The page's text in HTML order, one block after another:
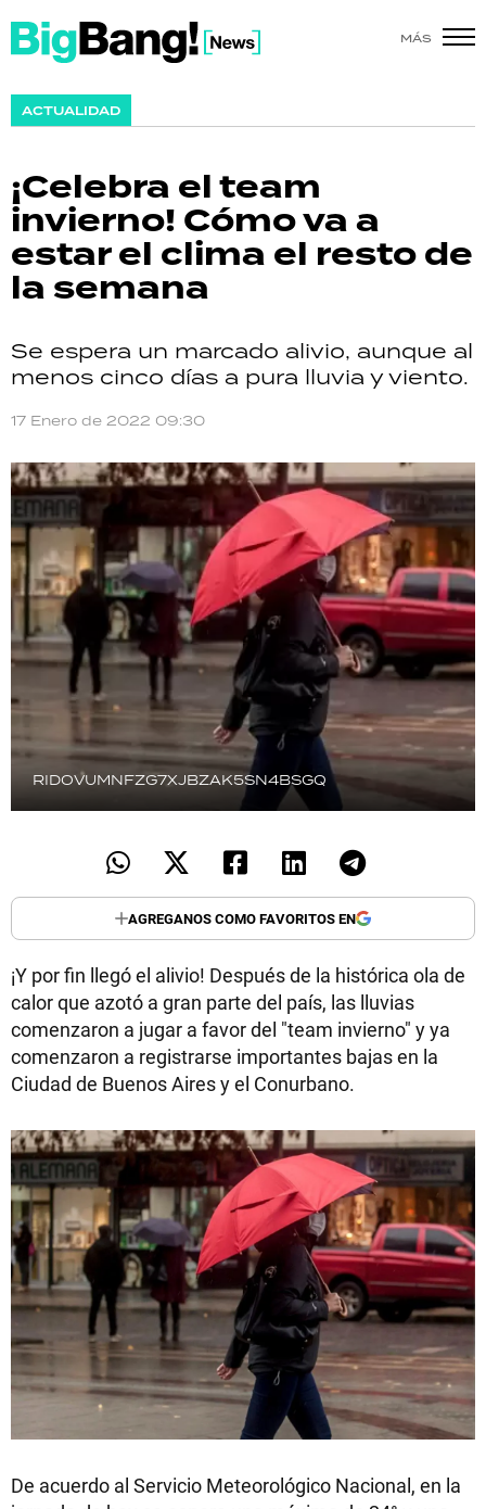
MÁS
ACTUALIDAD
¡Celebra el team
invierno! Cómo va a
estar el clima el resto de
la semana
Se espera un marcado alivio, aunque al
menos cinco días a pura lluvia y viento.
17 Enero de 2022 09:30
RIDOVUMNFZG7XJBZAK5SN4BSGQ
AGREGANOS COMO FAVORITOS EN
¡Y por fin llegó el alivio! Después de la histórica ola de
calor que azotó a gran parte del país, las lluvias
comenzaron a jugar a favor del "team invierno" y ya
comenzaron a registrarse importantes bajas en la
Ciudad de Buenos Aires y el Conurbano.
De acuerdo al Servicio Meteorológico Nacional, en la
SHOW
ACTUALIDAD
POLICIALES
ECONOMÍA
GRAN HERMANO
SALUD
DEPORTES
TECNOLOGÍA
RECETAS
PALABRAS
HORÓSCOPO
Seguinos